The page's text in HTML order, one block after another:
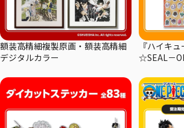
額装高精細複製原画・額装高精細
デジタルカラー
『ハイキ
☆SEAL－